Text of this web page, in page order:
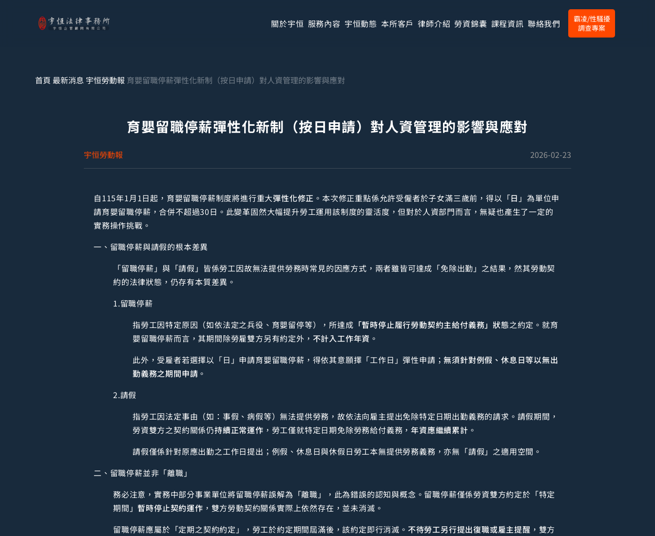
關於宇恒 服務內容 宇恒動態 本所客戶 律師介紹 勞資錦囊 課程資訊 聯絡我們
霸凌/性騷擾
調查專案
首頁 最新消息 宇恒勞動報 育嬰留職停薪彈性化新制（按日申請）對人資管理的影響與應對
育嬰留職停薪彈性化新制（按日申請）對人資管理的影響與應對
宇恒勞動報 2026-02-23
自115年1月1日起，育嬰留職停薪制度將進行重大彈性化修正 。本次修正重點係允許受僱者於子女滿三歲前，得以「日 」為單位申
請育嬰留職停薪，合併不超過30日。此變革固然大幅提升勞工運用該制度的靈活度，但對於人資部門而言，無疑也產生了一定的
實務操作挑戰。
一、留職停薪與請假的根本差異
「留職停薪」與「請假」皆係勞工因故無法提供勞務時常見的因應方式，兩者雖皆可達成「免除出勤」之結果，然其勞動契
約的法律狀態，仍存有本質差異。
1.留職停薪
指勞工因特定原因（如依法定之兵役、育嬰留停等），所達成 「暫時停止履行勞動契約主給付義務」狀態之約定。就育
嬰留職停薪而言，其期間除勞雇雙方另有約定外， 不計入工作年資 。
此外，受雇者若選擇以「日」申請育嬰留職停薪，得依其意願擇「工作日」彈性申請；無須針對例假、休息日等以無出
勤義務之期間申請 。
2.請假
指勞工因法定事由（如：事假、病假等）無法提供勞務，故依法向雇主提出免除特定日期出勤義務的請求。請假期間，
勞資雙方之契約關係仍持續正常運作 ，勞工僅就特定日期免除勞務給付義務，年資應繼續累計 。
請假僅係針對原應出勤之工作日提出；例假、休息日與休假日勞工本無提供勞務義務，亦無「請假」之適用空間。
二、留職停薪並非「離職」
務必注意，實務中部分事業單位將留職停薪誤解為「離職」，此為錯誤的認知與概念。留職停薪僅係勞資雙方約定於「特定
期間」暫時停止契約運作 ，雙方勞動契約關係實際上依然存在，並未消滅。
留職停薪應屬於「定期之契約約定」，勞工於約定期間屆滿後，該約定即行消滅。 不待勞工另行提出復職或雇主提醒 ，雙方